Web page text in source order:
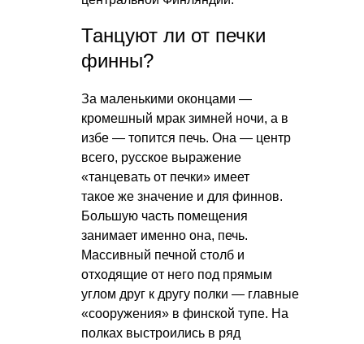
Танцуют ли от печки
финны?
За маленькими оконцами —
кромешный мрак зимней ночи, а в
избе — топится печь. Она — центр
всего, русское выражение
«танцевать от печки» имеет
такое же значение и для финнов.
Большую часть помещения
занимает именно она, печь.
Массивный печной столб и
отходящие от него под прямым
углом друг к другу полки — главные
«сооружения» в финской тупе. На
полках выстроились в ряд